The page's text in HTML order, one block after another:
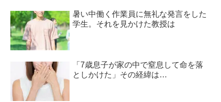
暑い中働く作業員に無礼な発言をした
学生。それを見かけた教授は
「7歳息子が家の中で窒息して命を落
としかけた」その経緯は…